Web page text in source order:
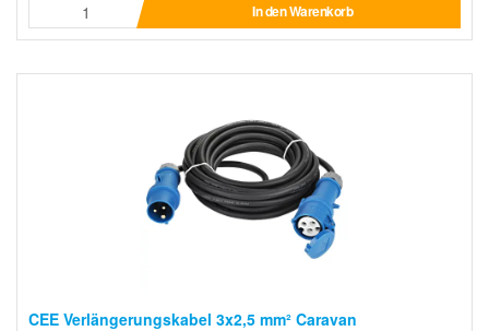
In den Warenkorb
CEE Verlängerungskabel 3x2,5 mm² Caravan